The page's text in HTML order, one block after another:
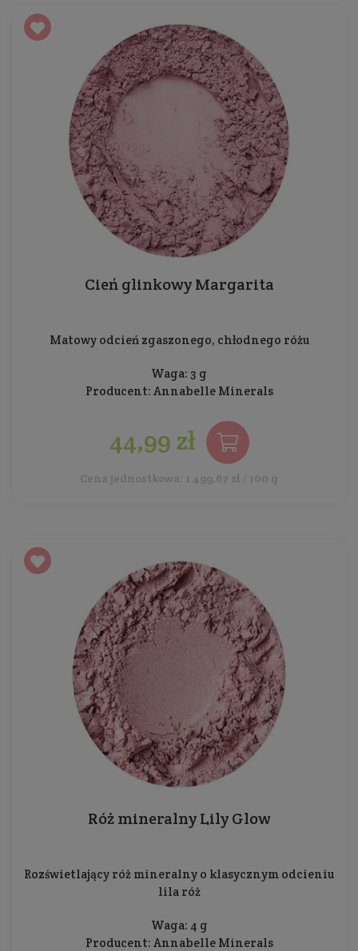
Cień glinkowy Margarita
Matowy odcień zgaszonego, chłodnego różu
Waga: 3 g
Producent: Annabelle Minerals
44,99 zł
Cena jednostkowa: 1 499,67 zł / 100 g
Róż mineralny Lily Glow
Rozświetlający róż mineralny o klasycznym odcieniu
lila róż
Waga: 4 g
Producent: Annabelle Minerals